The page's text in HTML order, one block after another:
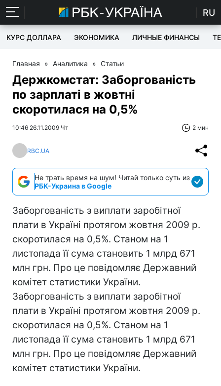
RU
КУРС ДОЛЛАРА ЭКОНОМИКА ЛИЧНЫЕ ФИНАНСЫ
Главная » Аналитика » Статьи
Держкомстат: Заборгованість
по зарплаті в жовтні
скоротилася на 0,5%
10:46 26.11.2009 Чт 2 мин
RBC.UA
Не трать время на шум! Читай только суть из
РБК-Украина в Google
Заборгованість з виплати заробітної
плати в Україні протягом жовтня 2009 р.
скоротилася на 0,5%. Станом на 1
листопада її сума становить 1 млрд 671
млн грн. Про це повідомляє Державний
комітет статистики України.
Заборгованість з виплати заробітної
плати в Україні протягом жовтня 2009 р.
скоротилася на 0,5%. Станом на 1
листопада її сума становить 1 млрд 671
млн грн. Про це повідомляє Державний
комітет статистики України.